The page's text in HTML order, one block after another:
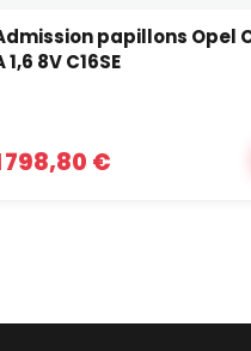
papillons Opel
1,6 8V C16SE
798,80 €